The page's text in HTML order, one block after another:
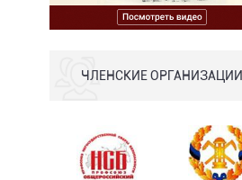
ЧЛЕНСКИЕ ОРГАНИЗАЦИИ